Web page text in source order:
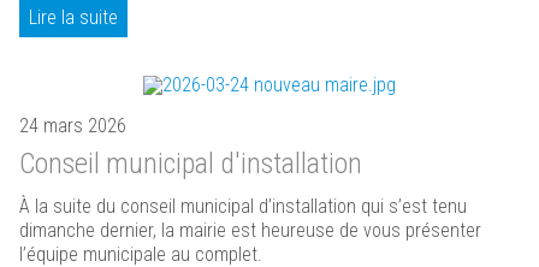
Lire la suite
24 mars 2026
Conseil municipal d'installation
À la suite du conseil municipal d’installation qui s’est tenu
dimanche dernier, la mairie est heureuse de vous présenter
l’équipe municipale au complet.